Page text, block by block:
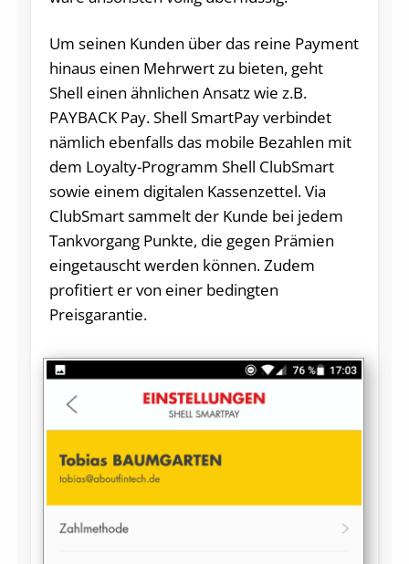
Um seinen Kunden über das reine Payment
hinaus einen Mehrwert zu bieten, geht
Shell einen ähnlichen Ansatz wie z.B.
PAYBACK Pay. Shell SmartPay verbindet
nämlich ebenfalls das mobile Bezahlen mit
dem Loyalty-Programm Shell ClubSmart
sowie einem digitalen Kassenzettel. Via
ClubSmart sammelt der Kunde bei jedem
Tankvorgang Punkte, die gegen Prämien
eingetauscht werden können. Zudem
profitiert er von einer bedingten
Preisgarantie.